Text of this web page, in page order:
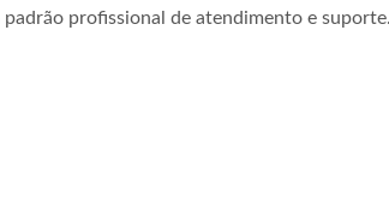
profissional de atendimento e suporte.